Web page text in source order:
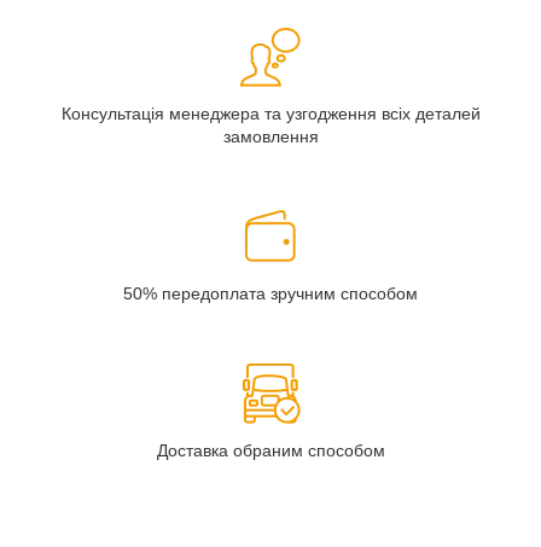
Консультація менеджера та узгодження всіх деталей
замовлення
50% передоплата зручним способом
Доставка обраним способом